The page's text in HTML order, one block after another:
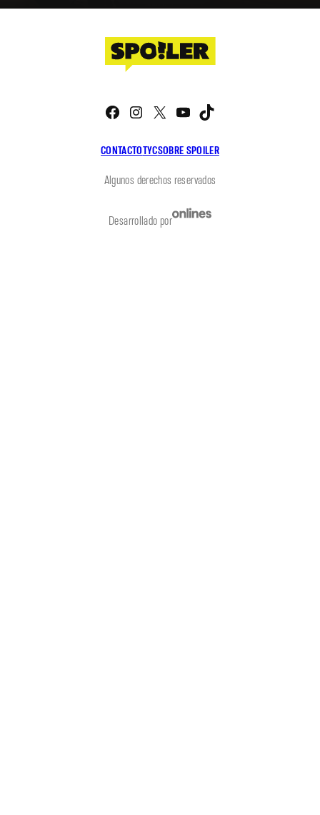
CONTACTOTYCSOBRE SPOILER
Facebook
Instagram
X YouTube
Algunos derechos reservados
Desarrollado por